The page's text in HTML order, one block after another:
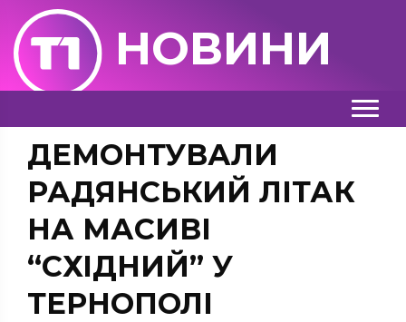
НОВИНИ
ДЕМОНТУВАЛИ
РАДЯНСЬКИЙ ЛІТАК
НА МАСИВІ
“СХІДНИЙ” У
ТЕРНОПОЛІ